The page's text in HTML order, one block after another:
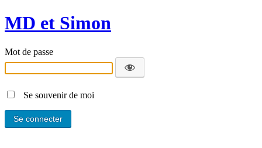
MD et Simon
Mot de passe
Se souvenir de moi